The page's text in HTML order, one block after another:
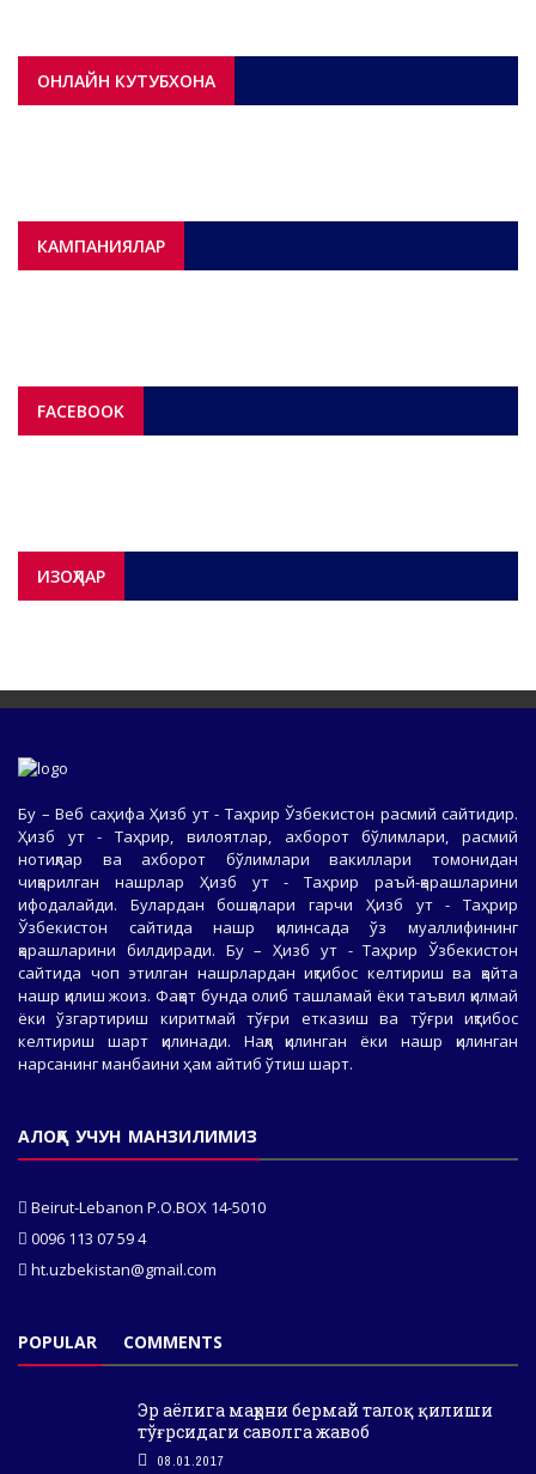
ОНЛАЙН КУТУБХОНА
КАМПАНИЯЛАР
FACEBOOK
ИЗОҲЛАР
Бу – Веб саҳифа Ҳизб ут - Таҳрир Ўзбекистон расмий сайтидир.
Ҳизб ут - Таҳрир, вилоятлар, ахборот бўлимлари, расмий
нотиқлар ва ахборот бўлимлари вакиллари томонидан
чиқарилган нашрлар Ҳизб ут - Таҳрир раъй-қарашларини
ифодалайди. Булардан бошқалари гарчи Ҳизб ут - Таҳрир
Ўзбекистон сайтида нашр қилинсада ўз муаллифининг
қарашларини билдиради. Бу – Ҳизб ут - Таҳрир Ўзбекистон
сайтида чоп этилган нашрлардан иқтибос келтириш ва қайта
нашр қилиш жоиз. Фақат бунда олиб ташламай ёки таъвил қилмай
ёки ўзгартириш киритмай тўғри етказиш ва тўғри иқтибос
келтириш шарт қилинади. Нақл қилинган ёки нашр қилинган
нарсанинг манбаини ҳам айтиб ўтиш шарт.
АЛОҚА УЧУН МАНЗИЛИМИЗ
Beirut-Lebanon P.O.BOX 14-5010
0096 113 07 59 4
ht.uzbekistan@gmail.com
POPULAR COMMENTS
Эр аёлига маҳрни бермай талоқ қилиши
тўғрсидаги саволга жавоб
08.01.2017